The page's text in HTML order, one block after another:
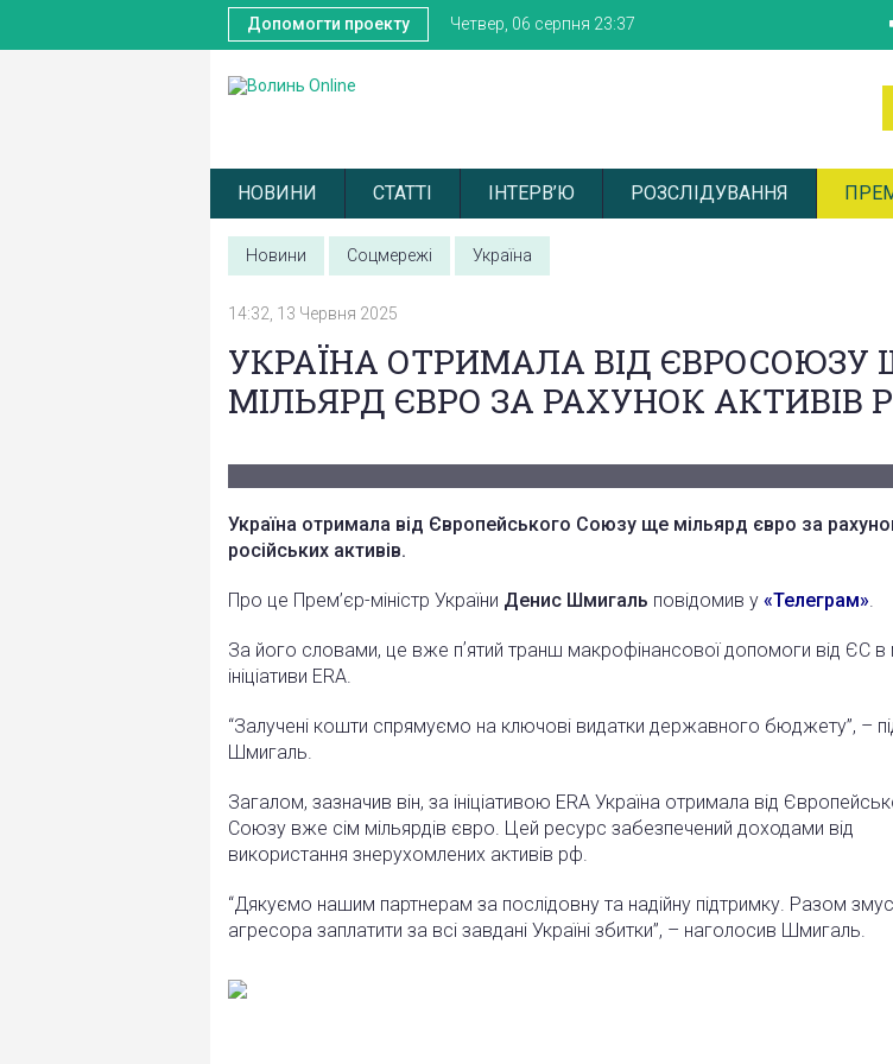
Допомогти проекту Четвер, 06 серпня 23:37
НОВИНИ СТАТТІ ІНТЕРВ’Ю РОЗСЛІДУВАННЯ
Новини Соцмережі Україна
14:32, 13 Червня 2025
УКРАЇНА ОТРИМАЛА ВІД ЄВРОСОЮЗУ
МІЛЬЯРД ЄВРО ЗА РАХУНОК АКТИВІВ
Україна отримала від Європейського Союзу ще мільярд євро за
російських активів.
Про це Прем’єр-міністр України Денис Шмигаль повідомив у «Телеграм».
За його словами, це вже пʼятий транш макрофінансової допомоги від ЄС
ініціативи ERA.
“Залучені кошти спрямуємо на ключові видатки державного бюджету”, –
Шмигаль.
Загалом, зазначив він, за ініціативою ERA Україна отримала від
Союзу вже сім мільярдів євро. Цей ресурс забезпечений доходами від
використання знерухомлених активів рф.
“Дякуємо нашим партнерам за послідовну та надійну підтримку. Разом
агресора заплатити за всі завдані Україні збитки”, – наголосив Шмигаль.